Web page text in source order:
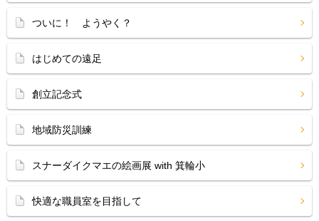
ついに！ ようやく？
はじめての遠足
創立記念式
地域防災訓練
スナーダイクマエの絵画展 with 箕輪小
快適な職員室を目指して